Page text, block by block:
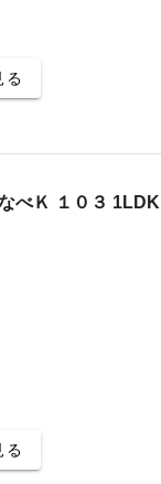
る
べＫ １０３ 1LDK
る